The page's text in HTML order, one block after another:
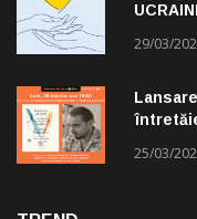
29/03/
25/03/